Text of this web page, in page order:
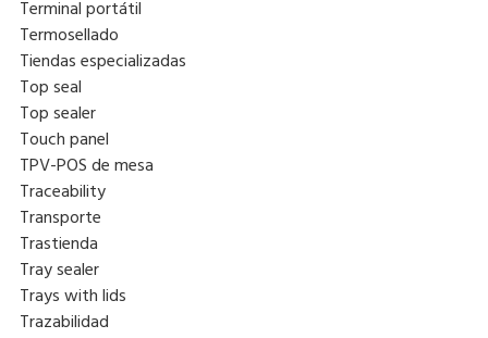
Terminal portátil
Termosellado
Tiendas especializadas
Top seal
Top sealer
Touch panel
TPV-POS de mesa
Traceability
Transporte
Trastienda
Tray sealer
Trays with lids
Trazabilidad